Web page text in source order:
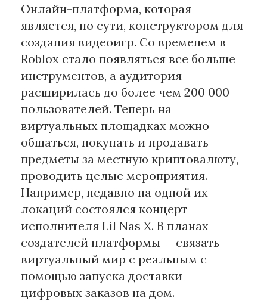
Онлайн-платформа, которая
является, по сути, конструктором для
создания видеоигр. Со временем в
Roblox стало появляться все больше
инструментов, а аудитория
расширилась до более чем 200 000
пользователей. Теперь на
виртуальных площадках можно
общаться, покупать и продавать
предметы за местную криптовалюту,
проводить целые мероприятия.
Например, недавно на одной их
локаций состоялся концерт
исполнителя Lil Nas X. В планах
создателей платформы — связать
виртуальный мир с реальным с
помощью запуска доставки
цифровых заказов на дом.